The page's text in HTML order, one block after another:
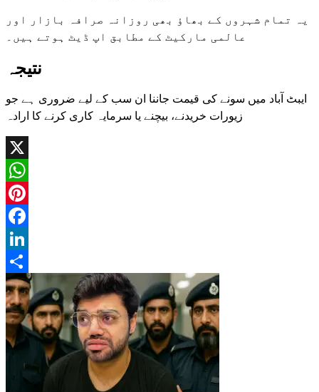
یہ تمام شہروں کے بھاؤ بھی روزانہ صرافہ بازار اور
عالمی مارکیٹ کے مطابق اپ ڈیٹ ہوتے ہیں۔
نتیجہ
ایبٹ آباد میں سونے کی قیمت جاننا ان سب کے لیے ضروری ہے جو
زیورات خریدنے، بیچنے یا سرمایہ کاری کرنے کا ارادہ
X
WhatsApp
Pinterest
Facebook
LinkedIn
Share